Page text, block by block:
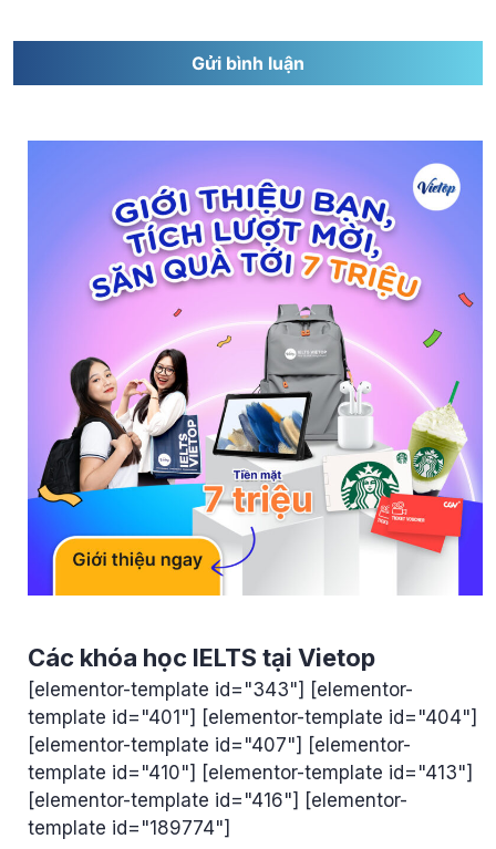
Các khóa học IELTS tại Vietop
[elementor-template id="343"] [elementor-
template id="401"] [elementor-template id="404"]
[elementor-template id="407"] [elementor-
template id="410"] [elementor-template id="413"]
[elementor-template id="416"] [elementor-
template id="189774"]